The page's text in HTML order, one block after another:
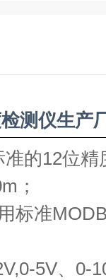
测仪生产
的12位精
；
标准
5V、0-